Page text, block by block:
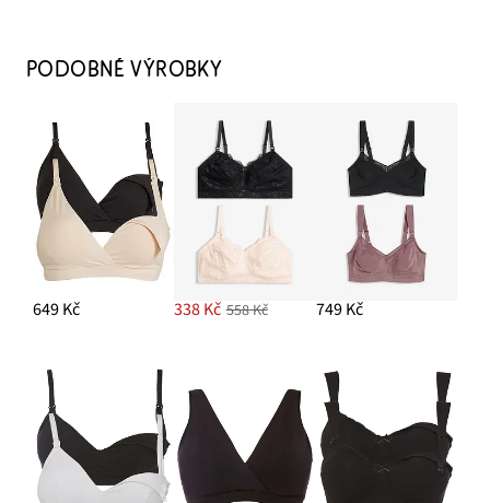
379 Kč
Kruhové náušnice
399 Kč
PŘIDAT DO KOŠÍKU
Velká bavlněná kabelka se strukturovaným vzhledem
649 Kč
balení)
529 Kč
PŘIDAT DO KOŠÍKU
PODOBNÉ VÝROBKY
649 Kč 338 Kč 558 Kč 749 Kč